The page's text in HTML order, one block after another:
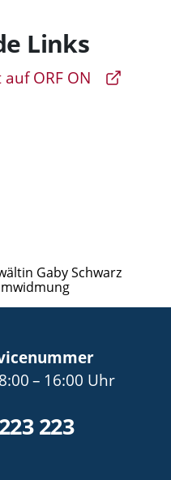
Links
ORF ON
Gaby Schwarz
– bis
16:00 Uhr
223